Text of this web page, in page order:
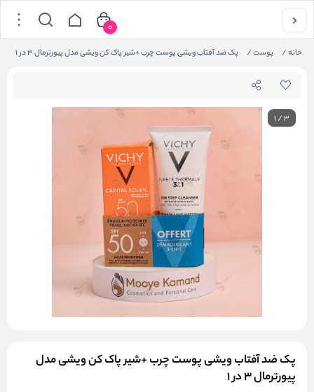
خانه/ پوست/ پک ضد آفتاب ویشی پوست چرب +شیر پاک کن ویشی مدل پیورترمال ۳ در ۱
0
1/3
پک ضد آفتاب ویشی پوست چرب +شیر پاک کن ویشی مدل
پیورترمال ۳ در ۱